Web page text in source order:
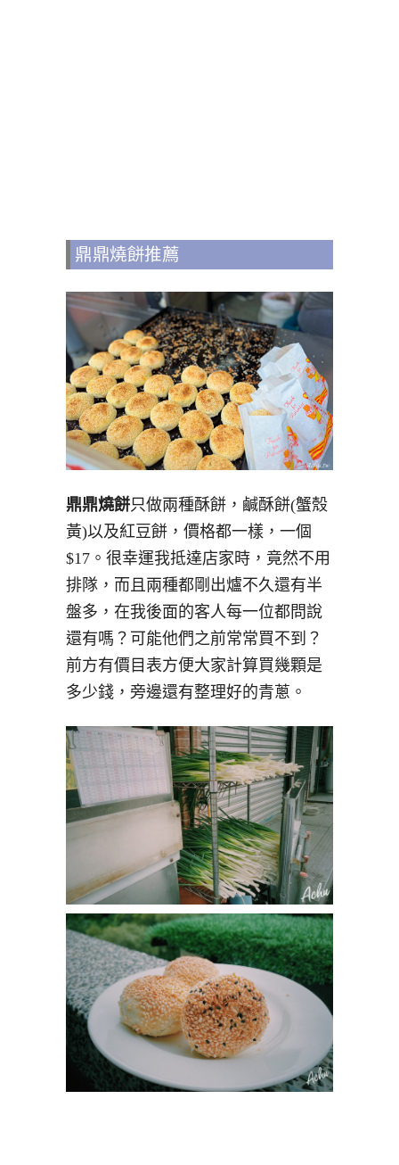
鼎鼎燒餅推薦
鼎鼎燒餅只做兩種酥餅，鹹酥餅(蟹殼
黃)以及紅豆餅，價格都一樣，一個
$17。很幸運我抵達店家時，竟然不用
排隊，而且兩種都剛出爐不久還有半
盤多，在我後面的客人每一位都問說
還有嗎？可能他們之前常常買不到？
前方有價目表方便大家計算買幾顆是
多少錢，旁邊還有整理好的青蔥。